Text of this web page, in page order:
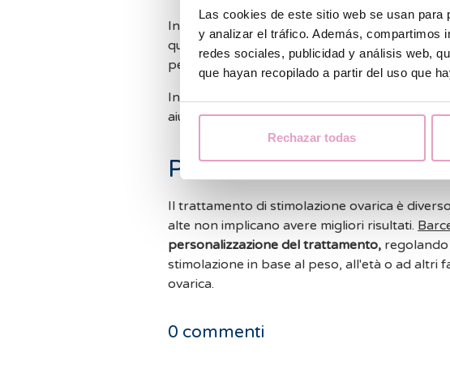
Las cookies de este sitio web se usan
y analizar el tráfico. Además, compartimos
redes sociales, publicidad y análisis web,
que hayan recopilado a partir del uso que
Rechazar todas
In questo modo, monitoriamo la risposta
quando verrà somministrata un'iniezione che
per il successivo recupero e fecondazione in
In alcuni casi il follow-up è completato da
aiutano a prevedere la risposta ovarica al
Perché Barcelona IVF?
Il trattamento di stimolazione ovarica è
alte non implicano avere migliori risultati.
personalizzazione del trattamento,
stimolazione in base al peso, all'età o ad altri
ovarica.
0 commenti